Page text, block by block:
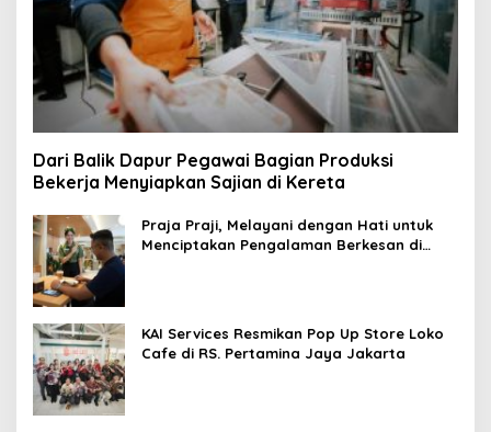
Dari Balik Dapur Pegawai Bagian Produksi
Bekerja Menyiapkan Sajian di Kereta
Praja Praji, Melayani dengan Hati untuk
Menciptakan Pengalaman Berkesan di
KAI Services Resmikan Pop Up Store Loko
Cafe di RS. Pertamina Jaya Jakarta